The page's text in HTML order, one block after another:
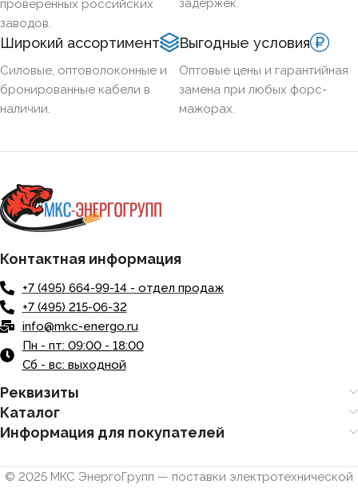
проверенных российских
заводов.
задержек.
Широкий ассортимент
Силовые, оптоволоконные и
бронированные кабели в
наличии.
Выгодные условия
Оптовые цены и гарантийная
замена при любых форс-
мажорах.
Контактная информация
+7 (495) 664-99-14 - отдел продаж
+7 (495) 215-06-32
info@mkc-energo.ru
Пн - пт: 09:00 - 18:00
Сб - вс: выходной
Реквизиты
Каталог
Информация для покупателей
© 2025 МКС ЭнергоГрупп — поставки электротехнической